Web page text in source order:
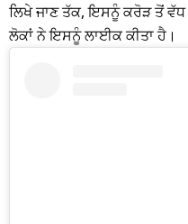
ਲਿਖੇ ਜਾਣ ਤੱਕ, ਇਸਨੂੰ ਕਰੋੜ ਤੋਂ
ਲੋਕਾਂ ਨੇ ਇਸਨੂੰ ਲਾਈਕ ਕੀਤਾ ਹੈ।